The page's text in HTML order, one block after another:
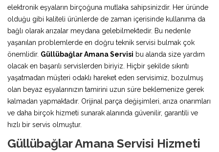
elektronik eşyaların birçoğuna mutlaka sahipsinizdir. Her üründe
olduğu gibi kaliteli ürünlerde de zaman içerisinde kullanıma da
bağlı olarak arızalar meydana gelebilmektedir. Bu nedenle
yaşanılan problemlerde en doğru teknik servisi bulmak çok
önemlidir. Güllübağlar Amana Servisi bu alanda size yardım
olacak en başarılı servislerden biriyiz. Hiçbir şekilde sıkıntı
yaşatmadan müşteri odaklı hareket eden servisimiz, bozulmuş
olan beyaz eşyalarınızın tamirini uzun süre beklemenize gerek
kalmadan yapmaktadır. Orijinal parça değişimleri, arıza onarımları
ve daha birçok hizmeti sunarak alanında güvenilir, garantili ve
hızlı bir servis olmuştur.
Güllübağlar Amana Servisi Hizmeti